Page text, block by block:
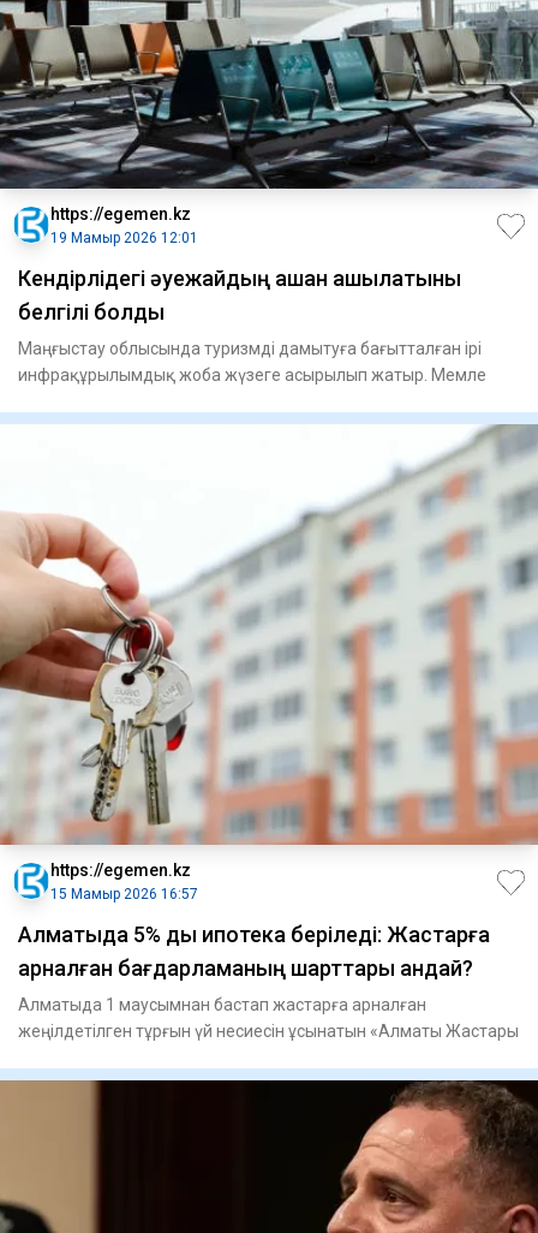
https://egemen.kz
19 Мамыр 2026 12:01
Кендірлідегі әуежайдың қашан ашылатыны
белгілі болды
Маңғыстау облысында туризмді дамытуға бағытталған ірі
инфрақұрылымдық жоба жүзеге асырылып жатыр. Мемле
https://egemen.kz
15 Мамыр 2026 16:57
Алматыда 5% дық ипотека беріледі: Жастарға
арналған бағдарламаның шарттары қандай?
Алматыда 1 маусымнан бастап жастарға арналған
жеңілдетілген тұрғын үй несиесін ұсынатын «Алматы Жастары